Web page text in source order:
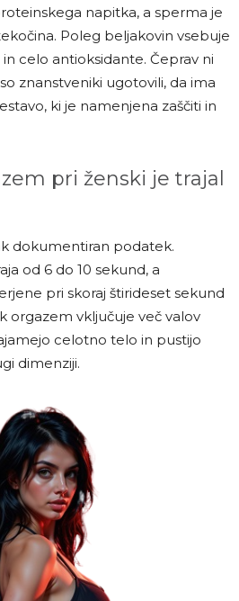
napitka, a sperma je
Poleg beljakovin vsebuje
celo antioksidante. Čeprav ni
znanstveniki ugotovili, da ima
ki je namenjena zaščiti in
pri ženski je trajal
dokumentiran podatek.
od 6 do 10 sekund, a
pri skoraj štirideset sekund
orgazem vključuje več valov
celotno telo in pustijo
dimenziji.